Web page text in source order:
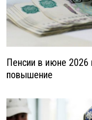
Пенсии в июне 2026
повышение